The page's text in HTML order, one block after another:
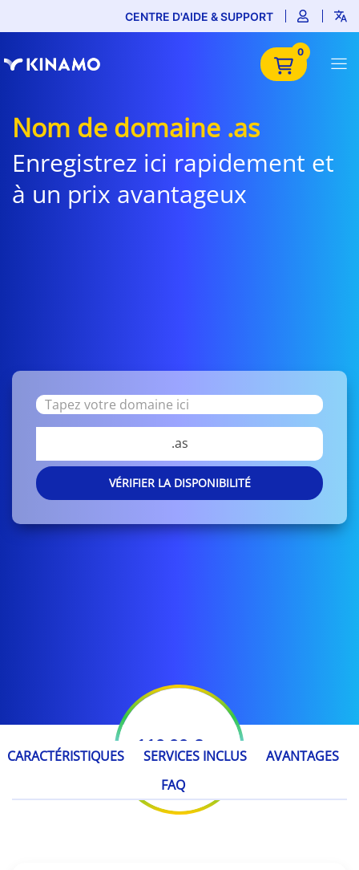
CENTRE D'AIDE & SUPPORT
0
Nom de domaine .as
Enregistrez ici rapidement et
à un prix avantageux
.as
VÉRIFIER LA DISPONIBILITÉ
119,99 € / an
CARACTÉRISTIQUES SERVICES INCLUS
AVANTAGES
FAQ